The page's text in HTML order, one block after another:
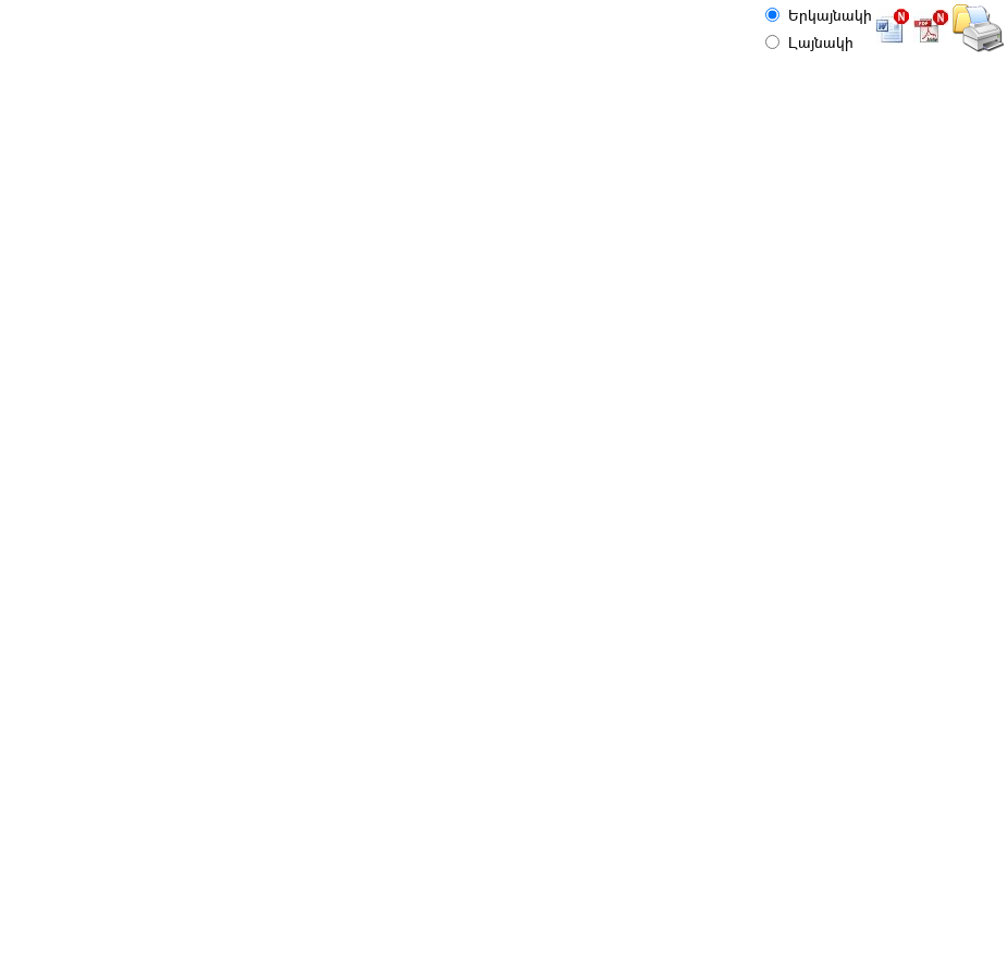
Երկայնակի
Լայնակի